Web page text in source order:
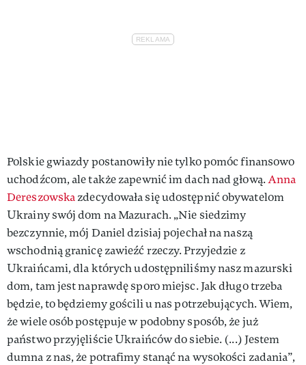
Polskie gwiazdy postanowiły nie tylko pomóc finansowo
uchodźcom, ale także zapewnić im dach nad głową.Anna
Dereszowskazdecydowała się udostępnić obywatelom
Ukrainy swój dom na Mazurach. „Nie siedzimy
bezczynnie, mój Daniel dzisiaj pojechał na naszą
wschodnią granicę zawieźć rzeczy. Przyjedzie z
Ukraińcami, dla których udostępniliśmy nasz mazurski
dom, tam jest naprawdę sporo miejsc. Jak długo trzeba
będzie, to będziemy gościli u nas potrzebujących. Wiem,
że wiele osób postępuje w podobny sposób, że już
państwo przyjęliście Ukraińców do siebie. (...) Jestem
dumna z nas, że potrafimy stanąć na wysokości zadania”,